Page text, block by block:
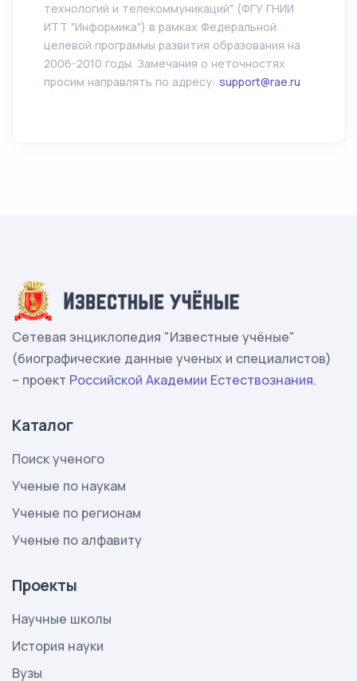
технологий и телекоммуникаций" (ФГУ ГНИИ
ИТТ "Информика") в рамках Федеральной
целевой программы развития образования на
2006-2010 годы. Замечания о неточностях
просим направлять по адресу: support@rae.ru
Сетевая энциклопедия "Известные учёные"
(биографические данные ученых и специалистов)
– проект Российской Академии Естествознания.
Каталог
Поиск ученого
Ученые по наукам
Ученые по регионам
Ученые по алфавиту
Проекты
Научные школы
История науки
Вузы